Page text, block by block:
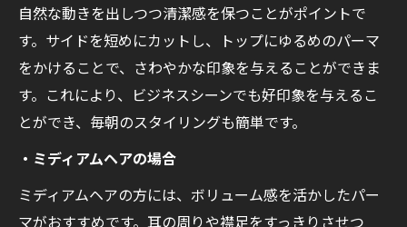
自然な動きを出しつつ清潔感を保つことがポイントで
す。サイドを短めにカットし、トップにゆるめのパーマ
をかけることで、さわやかな印象を与えることができま
す。これにより、ビジネスシーンでも好印象を与えるこ
とができ、毎朝のスタイリングも簡単です。
・ミディアムヘアの場合
ミディアムヘアの方には、ボリューム感を活かしたパー
マがおすすめです。耳の周りや襟足をすっきりさせつ